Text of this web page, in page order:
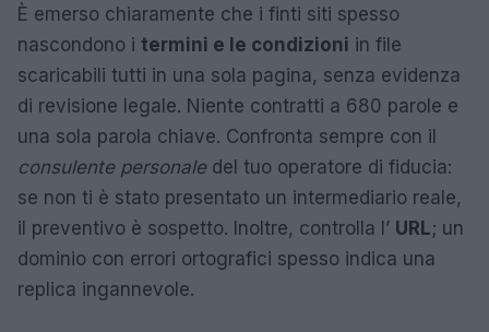
È emerso chiaramente che i finti siti spesso
nascondono i termini e le condizioni in file
scaricabili tutti in una sola pagina, senza evidenza
di revisione legale. Niente contratti a 680 parole e
una sola parola chiave. Confronta sempre con il
consulente personaledel tuo operatore di fiducia:
se non ti è stato presentato un intermediario reale,
il preventivo è sospetto. Inoltre, controlla l’ URL; un
dominio con errori ortografici spesso indica una
replica ingannevole.